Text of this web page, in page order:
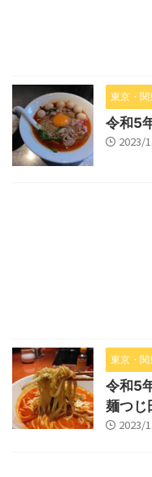
東京・関
令和5
2023/
東京・関
令和5
麺つじ
2023/